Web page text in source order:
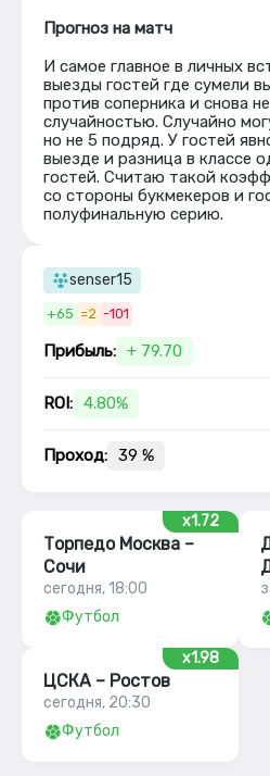
Прогноз на матч
И самое главное в личных
выезды гостей где сумели
против соперника и снова
случайностью. Случайно
но не 5 подряд. У гостей
выезде и разница в классе
гостей. Считаю такой
со стороны букмекеров и
полуфинальную серию.
senser15
+65 =2 -101
Прибыль: + 79.70
ROI: 4.80%
Проход: 39 %
x1.72
Торпедо Москва –
Сочи
сегодня, 18:00
Футбол
x1.98
ЦСКА – Ростов
сегодня, 20:30
Футбол